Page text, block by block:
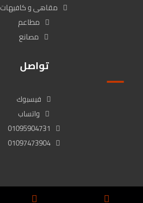
مقاهى و كافيهات
مطاعم
مصانع
تواصل
فيسبوك
واتساب
01095904731
01097473904